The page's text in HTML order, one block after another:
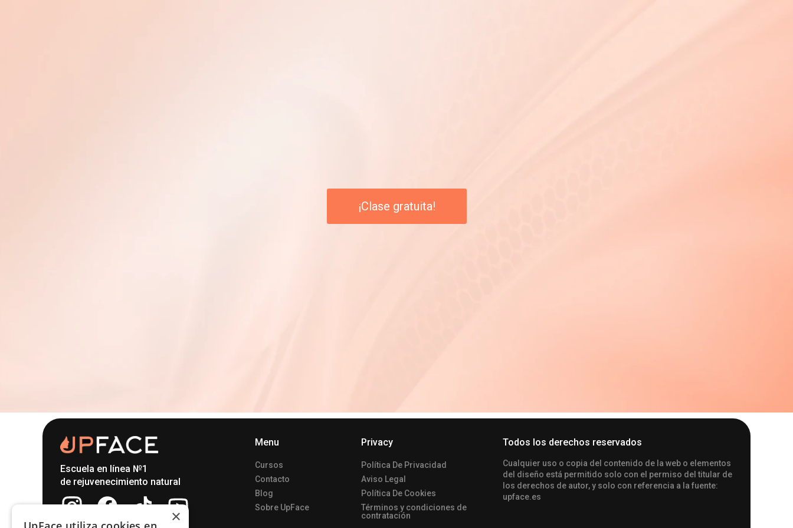
¡Clase gratuita!
Escuela en línea №1
de rejuvenecimiento natural
Menu
Cursos
Contacto
Blog
Sobre UpFace
Privacy
Política De Privacidad
Aviso Legal
Política De Cookies
Términos y condiciones de
contratación
Todos los derechos reservados
Сualquier uso o copia del contenido de la web o elementos
del diseño está permitido solo con el permiso del titular de
los derechos de autor, y solo con referencia a la fuente:
upface.es
×